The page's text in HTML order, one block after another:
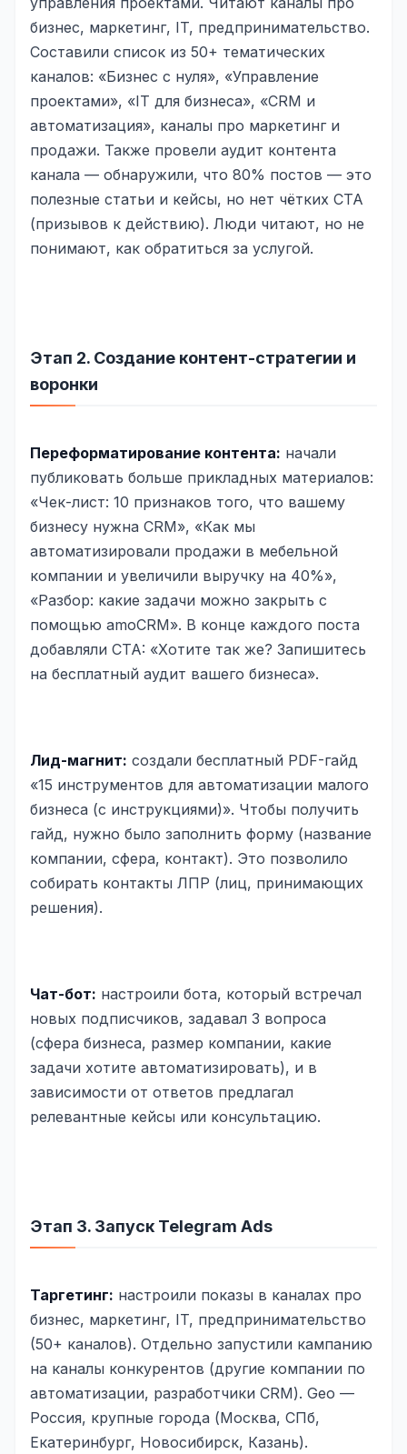
Яндекс.Метрика
Настройка систем аналитики
Дашборды и отчёты
BI-системы
Сквозная аналитика
GEO-ПРОДВИЖЕНИЕ
GEO-продвижение в нейросетях и ИИ
бизнес, маркетинг, IT, предпринимательство.
Составили список из 50+ тематических
каналов: «Бизнес с нуля», «Управление
проектами», «IT для бизнеса», «CRM и
автоматизация», каналы про маркетинг и
продажи. Также провели аудит контента
канала — обнаружили, что 80% постов — это
полезные статьи и кейсы, но нет чётких CTA
(призывов к действию). Люди читают, но не
понимают, как обратиться за услугой.
Этап 2. Создание контент-стратегии и
воронки
Переформатирование контента: начали
публиковать больше прикладных материалов:
«Чек-лист: 10 признаков того, что вашему
бизнесу нужна CRM», «Как мы
автоматизировали продажи в мебельной
компании и увеличили выручку на 40%»,
«Разбор: какие задачи можно закрыть с
помощью amoCRM». В конце каждого поста
добавляли CTA: «Хотите так же? Запишитесь
на бесплатный аудит вашего бизнеса».
Лид-магнит: создали бесплатный PDF-гайд
«15 инструментов для автоматизации малого
бизнеса (с инструкциями)». Чтобы получить
гайд, нужно было заполнить форму (название
компании, сфера, контакт). Это позволило
собирать контакты ЛПР (лиц, принимающих
решения).
Чат-бот: настроили бота, который встречал
новых подписчиков, задавал 3 вопроса
(сфера бизнеса, размер компании, какие
задачи хотите автоматизировать), и в
зависимости от ответов предлагал
релевантные кейсы или консультацию.
Этап 3. Запуск Telegram Ads
Таргетинг: настроили показы в каналах про
бизнес, маркетинг, IT, предпринимательство
(50+ каналов). Отдельно запустили кампанию
на каналы конкурентов (другие компании по
автоматизации, разработчики CRM). Geo —
Россия, крупные города (Москва, СПб,
Екатеринбург, Новосибирск, Казань).